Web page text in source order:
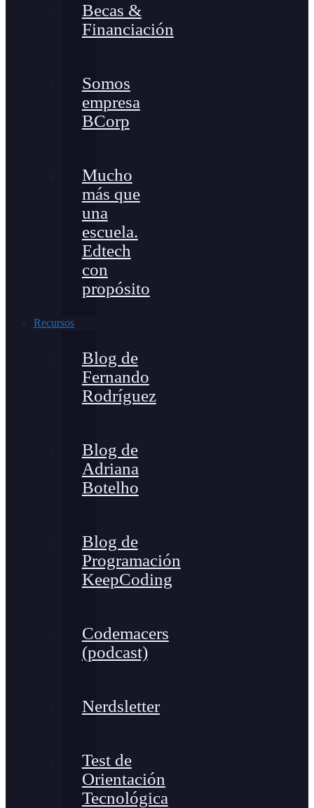
Becas &
Financiación
Somos
empresa
BCorp
Mucho
más que
una
escuela.
Edtech
con
propósito
Recursos
Blog de
Fernando
Rodríguez
Blog de
Adriana
Botelho
Blog de
Programación
KeepCoding
Codemacers
(podcast)
Nerdsletter
Test de
Orientación
Tecnológica